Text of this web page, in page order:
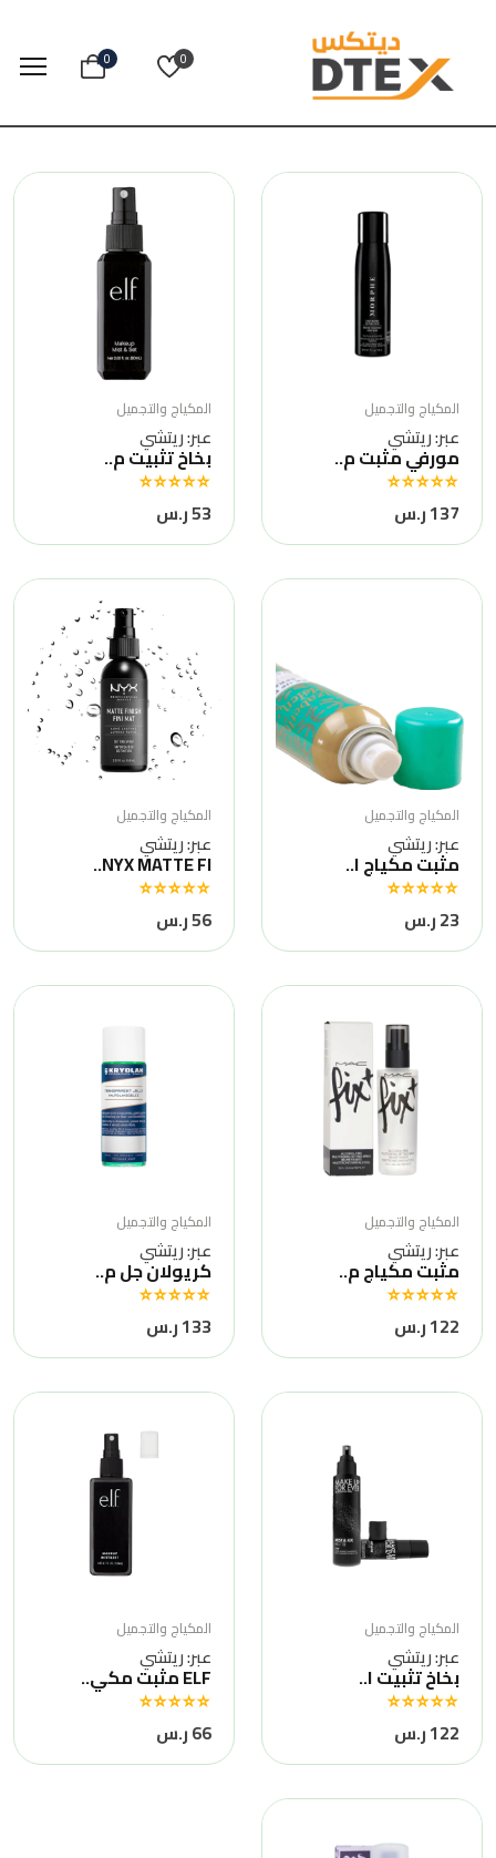
0
0
المكياج والتجميل
عبر: ريتشي
مورفي مثبت م..
137 ر.س
المكياج والتجميل
عبر: ريتشي
بخاخ تثبيت م..
53 ر.س
المكياج والتجميل
عبر: ريتشي
مثبت مكياج ا..
23 ر.س
المكياج والتجميل
عبر: ريتشي
NYX MATTE FI..
56 ر.س
المكياج والتجميل
عبر: ريتشي
مثبت مكياج م..
122 ر.س
المكياج والتجميل
عبر: ريتشي
كريولان جل م..
133 ر.س
المكياج والتجميل
عبر: ريتشي
بخاخ تثبيت ا..
122 ر.س
المكياج والتجميل
عبر: ريتشي
ELF مثبت مكي..
66 ر.س